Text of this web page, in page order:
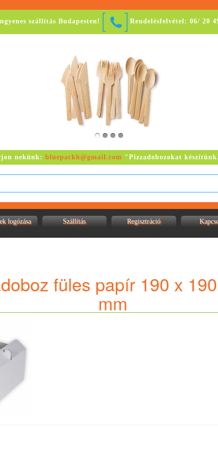
szállítás Budapesten! Rendelésfelvétel: 06/ 20
nekünk: bluepackh@gmail.com "Pizzadobozokat
logózása Szállítás Regisztráció
füles papír 190 x
mm